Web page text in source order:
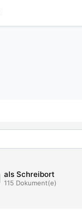
als Schreibort
115 Dokument(e)